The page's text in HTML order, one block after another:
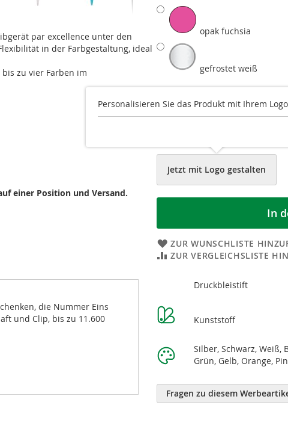
opak fuchsia
gefrostet weiß
Jetzt mit Logo gestalten
In
ZUR WUNSCHLISTE
ZUR VERGLEICHSLISTE
Informationen
Druckbleistift
Kunststoff
Silber, Schwarz, Weiß,
Grün, Gelb, Orange,
Fragen zu diesem
par excellence unter den
in der Farbgestaltung, ideal
zu vier Farben im
einer Position und Versand.
die Nummer Eins
und Clip, bis zu 11.600
Personalisieren Sie das Produkt mit Ihrem